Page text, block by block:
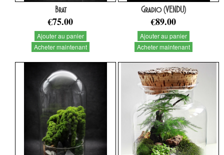
Brat
€75.00
Ajouter au panier
Acheter maintenant
Gradio (VENDU)
€89.00
Ajouter au panier
Acheter maintenant